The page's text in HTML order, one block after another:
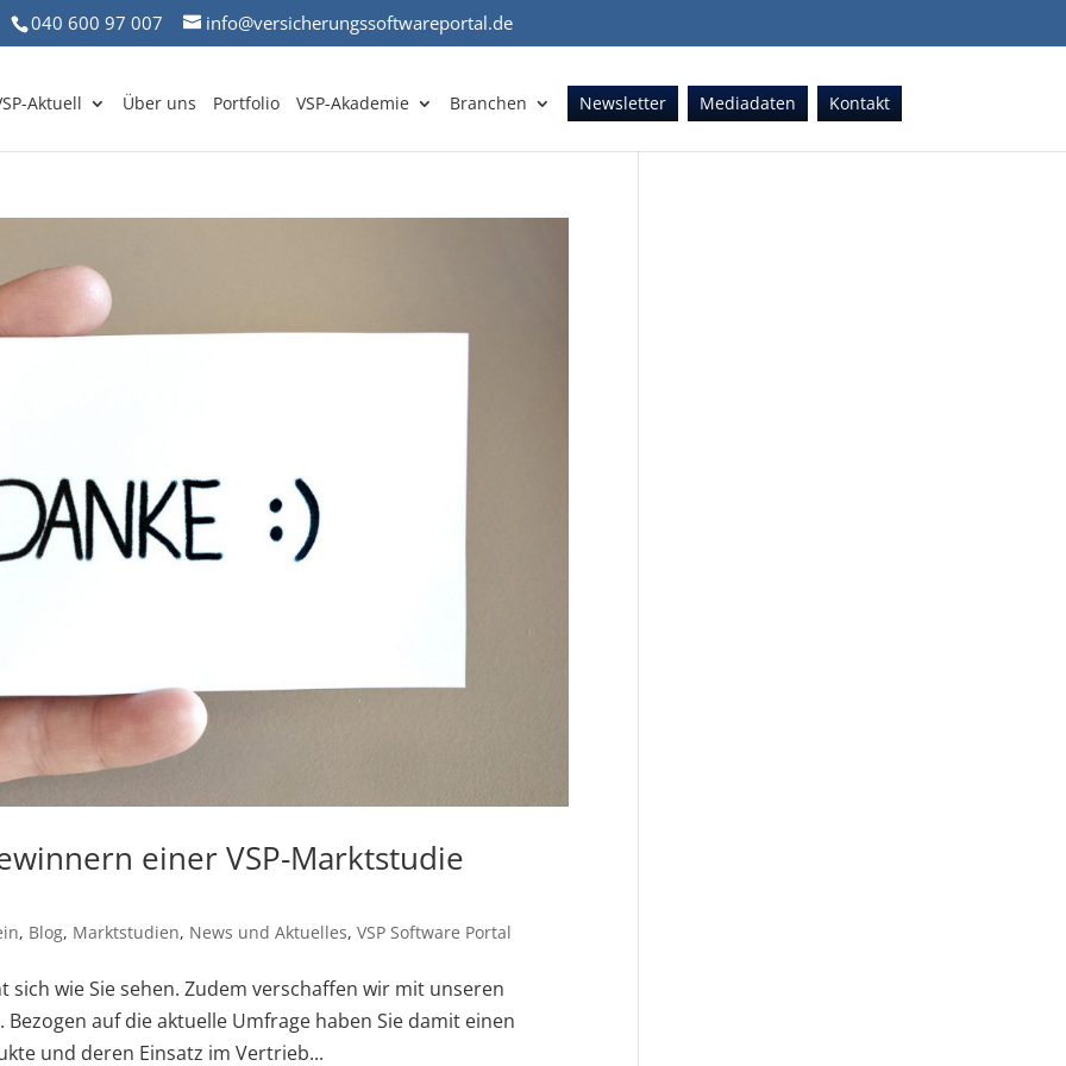
040 600 97 007 info@versicherungssoftwareportal.de
Aktuell Über uns Portfolio VSP-Akademie Branchen Newsletter Mediadaten Kontakt
einer VSP-Marktstudie
, Blog, Marktstudien, News und Aktuelles,VSP Software Portal
sich wie Sie sehen. Zudem verschaffen wir mit unseren
auf die aktuelle Umfrage haben Sie damit einen
und deren Einsatz im Vertrieb...